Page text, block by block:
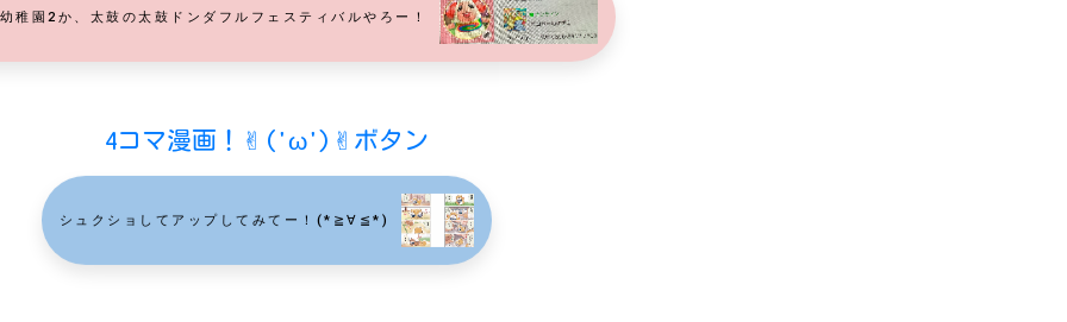
稚園2か、太鼓の太鼓ドンダフルフェスティバルやろー！
4コマ漫画！✌︎('ω')✌︎ボタン
シュクショしてアップしてみてー！(*≧∀≦*)